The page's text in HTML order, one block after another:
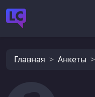
Главная Анкеты